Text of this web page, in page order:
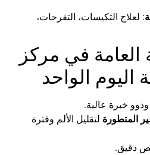
: لعلاج التكيسات، التقرحات،
العامة في مركز
اليوم الواحد
وذوو خبرة عالية.
المتطورة لتقليل الألم وفترة
دقيق.